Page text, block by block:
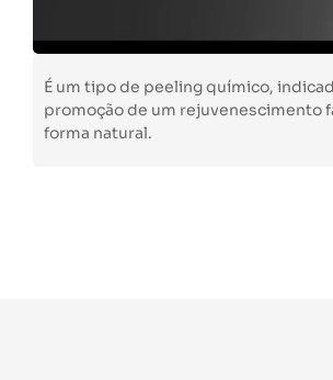
É um tipo de peeling químico,
promoção de um rejuvenescimento
forma natural.